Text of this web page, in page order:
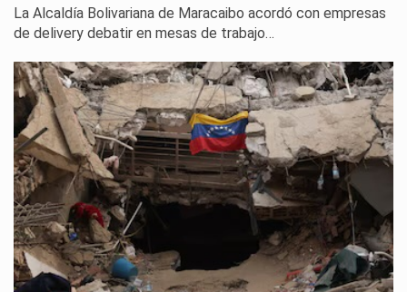
La Alcaldía Bolivariana de Maracaibo acordó con empresas
de delivery debatir en mesas de trabajo…